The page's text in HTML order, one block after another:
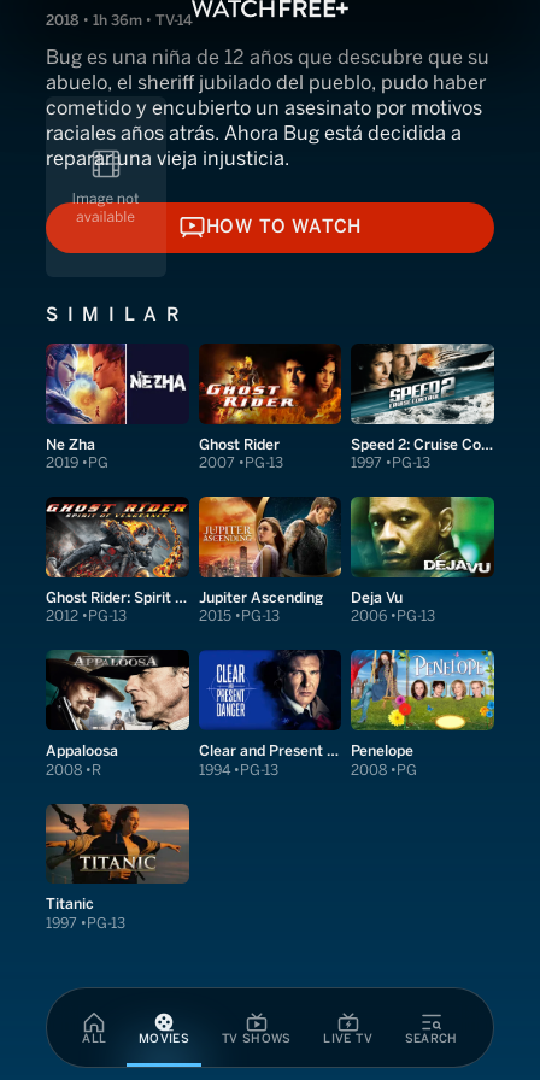
ALL MOVIES TV SHOWS LIVE TV SEARCH
2018 • 1h 36m • TV-14
Bug es una niña de 12 años que descubre que su
abuelo, el sheriff jubilado del pueblo, pudo haber
cometido y encubierto un asesinato por motivos
raciales años atrás. Ahora Bug está decidida a
reparar una vieja injusticia.
HOW TO WATCH
HOW TO WATCH
SIMILAR
Ne Zha
2019 PG
Ghost Rider
2007 PG-13
Speed 2: Cruise Control
1997 PG-13
Ghost Rider: Spirit of Vengeance
2012 PG-13
Jupiter Ascending
2015 PG-13
Deja Vu
2006 PG-13
Appaloosa
2008 R
Clear and Present Danger
1994 PG-13
Penelope
2008 PG
Titanic
1997 PG-13